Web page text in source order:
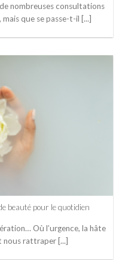
nombreuses consultations
que se passe-t-il [...]
beauté pour le quotidien
Où l’urgence, la hâte
nous rattraper [...]